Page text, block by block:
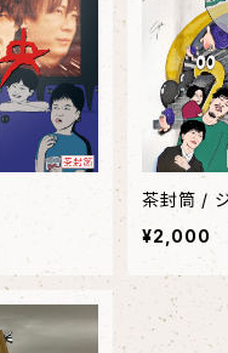
茶封筒 /
¥2,000